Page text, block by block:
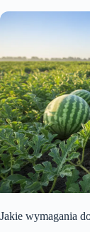
Jakie wymagania